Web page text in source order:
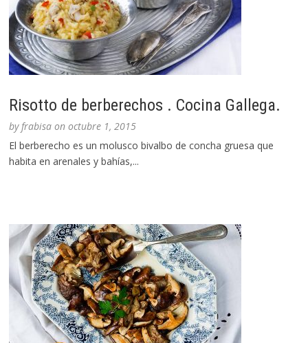
Risotto de berberechos . Cocina Gallega.
byfrabisa onoctubre 1, 2015
El berberecho es un molusco bivalbo de concha gruesa que
habita en arenales y bahías,...